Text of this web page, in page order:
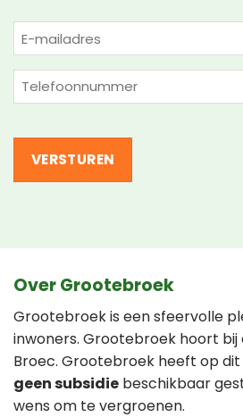
E-
mailadres
(Vereist)
Telefoon
(Vereist)
Over Grootebroek
Grootebroek is een sfeervolle
inwoners. Grootebroek hoort
Broec. Grootebroek heeft op
geen subsidie beschikbaar
wens om te vergroenen.